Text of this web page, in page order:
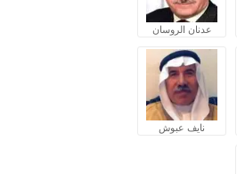
عدنان الروسان
نايف عبوش